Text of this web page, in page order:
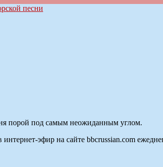
порой под самым неожиданным углом.
эфир на сайте bbcrussian.com